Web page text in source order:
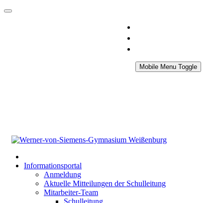
Mobile Menu Toggle
Informationsportal
Anmeldung
Aktuelle Mitteilungen der Schulleitung
Mitarbeiter-Team
Schulleitung